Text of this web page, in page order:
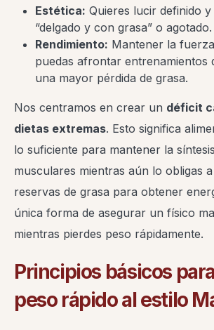
Estética: Quieres lucir definido
“delgado y con grasa” o agotado.
Rendimiento: Mantener la
puedas afrontar entrenamientos
una mayor pérdida de grasa.
Nos centramos en crear un déficit
dietas extremas. Esto significa
lo suficiente para mantener la
musculares mientras aún lo obligas
reservas de grasa para obtener
única forma de asegurar un físico
mientras pierdes peso rápidamente.
Principios básicos
peso rápido al estilo